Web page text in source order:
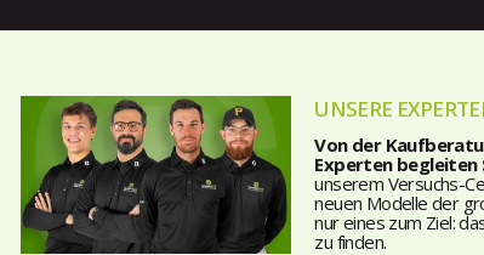
UNSERE
Von der
Experten begleiten
unserem Versuchs-
neuen Modelle der
nur eines zum Ziel:
zu finden.